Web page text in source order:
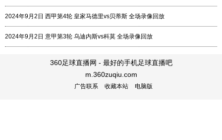
2024年9月2日 西甲第4轮 皇家马德里vs贝蒂斯 全场录像回放
2024年9月2日 意甲第3轮 乌迪内斯vs科莫 全场录像回放
360足球直播网 - 最好的手机足球直播吧
m.360zuqiu.com
广告联系 收藏本站 电脑版